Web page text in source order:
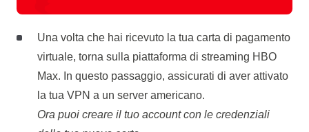
Una volta che hai ricevuto la tua carta di pagamento
virtuale, torna sulla piattaforma di streaming HBO
Max. In questo passaggio, assicurati di aver attivato
la tua VPN a un server americano.
Ora puoi creare il tuo account con le credenziali